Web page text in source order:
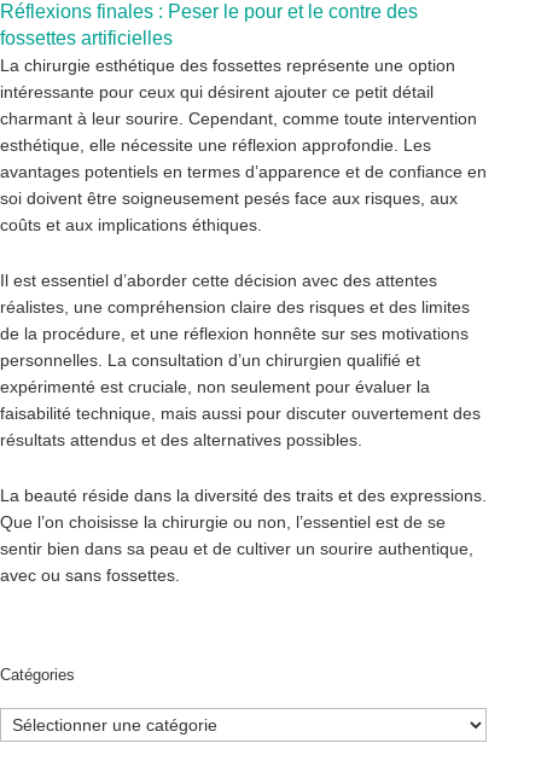
Réflexions finales : Peser le pour et le contre des
fossettes artificielles
La chirurgie esthétique des fossettes représente une option
intéressante pour ceux qui désirent ajouter ce petit détail
charmant à leur sourire. Cependant, comme toute intervention
esthétique, elle nécessite une réflexion approfondie. Les
avantages potentiels en termes d’apparence et de confiance en
soi doivent être soigneusement pesés face aux risques, aux
coûts et aux implications éthiques.
Il est essentiel d’aborder cette décision avec des attentes
réalistes, une compréhension claire des risques et des limites
de la procédure, et une réflexion honnête sur ses motivations
personnelles. La consultation d’un chirurgien qualifié et
expérimenté est cruciale, non seulement pour évaluer la
faisabilité technique, mais aussi pour discuter ouvertement des
résultats attendus et des alternatives possibles.
La beauté réside dans la diversité des traits et des expressions.
Que l’on choisisse la chirurgie ou non, l’essentiel est de se
sentir bien dans sa peau et de cultiver un sourire authentique,
avec ou sans fossettes.
Catégories
Catégories